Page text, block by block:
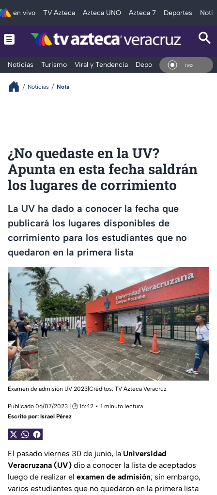
en vivo TV Azteca Azteca UNO Azteca 7 Deportes
Noticias Turismo Viral y Tendencia Deportes Espectáculos
En
Noticias Nota
¿No quedaste en la UV?
Apunta en esta fecha saldrán
los lugares de corrimiento
La UV ha dado a conocer la fecha que
publicará los lugares disponibles de
corrimiento para los estudiantes que no
quedaron en la primera lista
Examen de admisión UV 2023|Créditos: TV Azteca Veracruz
Publicado 06/07/2023 | 🕑 16:42
1 minuto lectura
Escrito por: Israel Pérez
El pasado viernes 30 de junio, la Universidad
Veracruzana (UV) dio a conocer la lista de aceptados
luego de realizar el examen de admisión; sin embargo,
varios estudiantes que no quedaron en la primera lista